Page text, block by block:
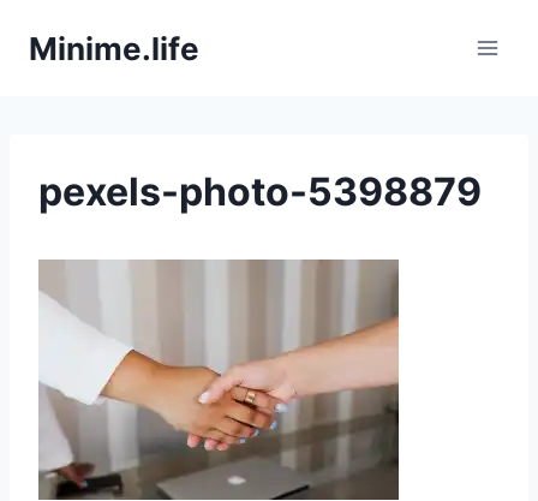
InhaltMinime.life
pexels-photo-5398879